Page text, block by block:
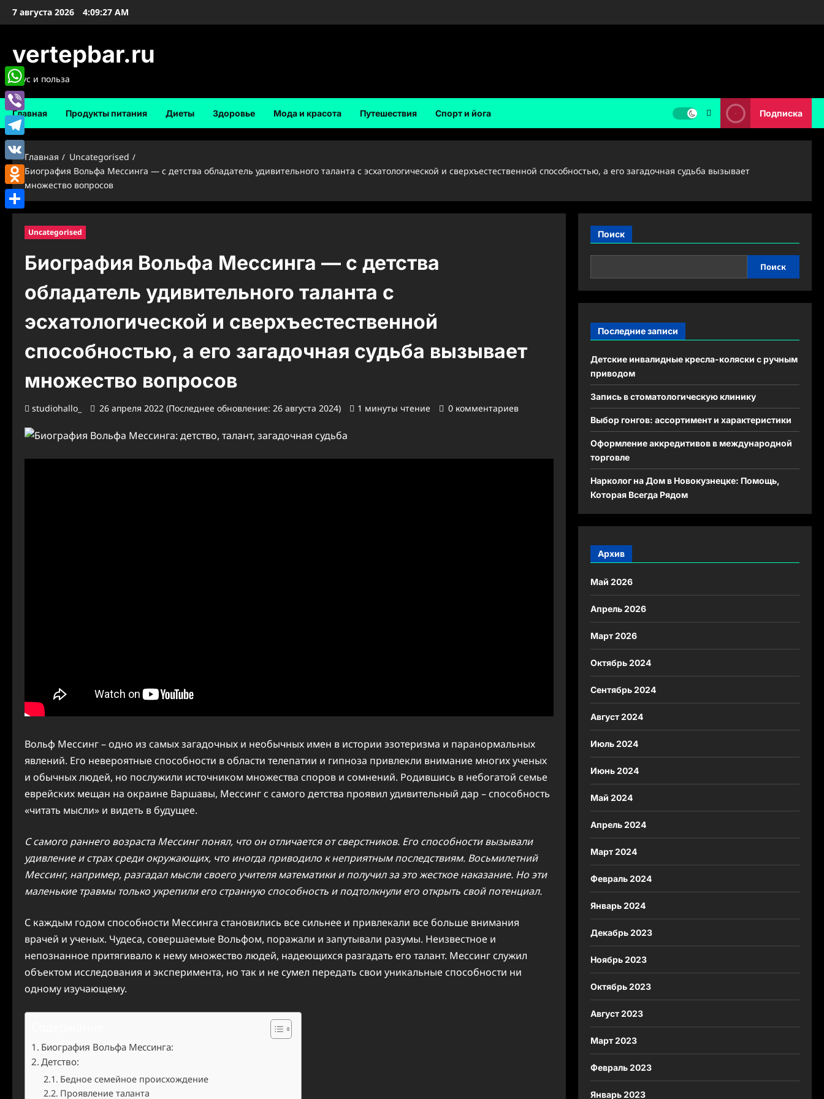
Перейти
7 августа 2026 4:09:27 AM
vertepbar.ru
Вкус и польза
Главная Продукты питания Диеты Здоровье Мода и красота Путешествия Спорт и йога Подписка
Главная
Uncategorised
Биография Вольфа Мессинга — с детства обладатель удивительного таланта с эсхатологической и сверхъестественной способностью, а его загадочная судьба вызывает
множество вопросов
Uncategorised
Биография Вольфа Мессинга — с детства
обладатель удивительного таланта с
эсхатологической и сверхъестественной
способностью, а его загадочная судьба вызывает
множество вопросов
studiohallo_ 26 апреля 2022 (Последнее обновление: 26 августа 2024) 1 минуты чтение 0 комментариев
Вольф Мессинг – одно из самых загадочных и необычных имен в истории эзотеризма и паранормальных
явлений. Его невероятные способности в области телепатии и гипноза привлекли внимание многих ученых
и обычных людей, но послужили источником множества споров и сомнений. Родившись в небогатой семье
еврейских мещан на окраине Варшавы, Мессинг с самого детства проявил удивительный дар – способность
«читать мысли» и видеть в будущее.
С самого раннего возраста Мессинг понял, что он отличается от сверстников. Его способности вызывали
удивление и страх среди окружающих, что иногда приводило к неприятным последствиям. Восьмилетний
Мессинг, например, разгадал мысли своего учителя математики и получил за это жесткое наказание. Но эти
маленькие травмы только укрепили его странную способность и подтолкнули его открыть свой потенциал.
С каждым годом способности Мессинга становились все сильнее и привлекали все больше внимания
врачей и ученых. Чудеса, совершаемые Вольфом, поражали и запутывали разумы. Неизвестное и
непознанное притягивало к нему множество людей, надеющихся разгадать его талант. Мессинг служил
объектом исследования и эксперимента, но так и не сумел передать свои уникальные способности ни
одному изучающему.
Биография Вольфа Мессинга:
Детство:
Бедное семейное происхождение
Проявление таланта
Поиск
Поиск
Последние записи
Детские инвалидные кресла-коляски с ручным
приводом
Запись в стоматологическую клинику
Выбор гонгов: ассортимент и характеристики
Оформление аккредитивов в международной
торговле
Нарколог на Дом в Новокузнецке: Помощь,
Которая Всегда Рядом
Архив
Май 2026
Апрель 2026
Март 2026
Октябрь 2024
Сентябрь 2024
Август 2024
Июль 2024
Июнь 2024
Май 2024
Апрель 2024
Март 2024
Февраль 2024
Январь 2024
Декабрь 2023
Ноябрь 2023
Октябрь 2023
Август 2023
Март 2023
Февраль 2023
Январь 2023
WhatsApp
Viber
Telegram
VK
Odnoklassniki